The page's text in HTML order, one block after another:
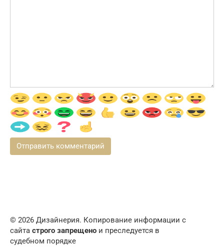
© 2026 Дизайнерия. Копирование информации с
сайта строго запрещено и преследуется в
судебном порядке